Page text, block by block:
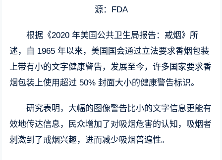
源：FDA
根据《2020 年美国公共卫生局报告：戒烟》所
述，自 1965 年以来，美国国会通过立法要求香烟包装
上带有小的文字健康警告，发展至今，许多国家要求香
烟包装上使用超过 50% 封面大小的健康警告标识。
研究表明，大幅的图像警告比小的文字信息更能有
效地传达信息，民众增加了对吸烟危害的认知，吸烟者
刺激到了戒烟兴趣，进而减少吸烟普遍性。